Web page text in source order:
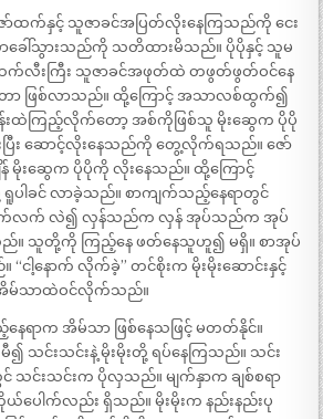
ာ်ထက်နှင့် သူဇာခင်အပြတ်လိုးနေကြသည်ကို ငေး
ခေါ်သွားသည်ကို သတိထားမိသည်။ ပိုပိုနှင့် သူမ
ထက်လီးကြီး သူဇာခင်အဖုတ်ထဲ တဖွတ်ဖွတ်ဝင်နေ
ာ ဖြစ်လာသည်။ ထို့ကြောင့် အသာလစ်ထွက်၍
းထဲကြည့်လိုက်တော့ အစ်ကိုဖြစ်သူ မိုးဆွေက ပိုပို
ြီး ဆောင့်လိုးနေသည်ကို တွေ့လိုက်ရသည်။ ဇော်
မိုးဆွေက ပိုပိုကို လိုးနေသည်။ ထို့ကြောင့်
ပါခင် လာခဲ့သည်။ စာကျက်သည့်နေရာတွင်
းပက်လက် လဲ၍ လှန်သည်က လှန် အုပ်သည်က အုပ်
။ သူတို့ကို ကြည့်နေ ဖတ်နေသူဟူ၍ မရှိ။ စာအုပ်
“ငါ့နောက် လိုက်ခဲ့” တင်စိုးက မိုးမိုးဆောင်းနှင့်
အိမ်သာထဲဝင်လိုက်သည်။
ေရာက အိမ်သာ ဖြစ်နေသဖြင့် မတတ်နိုင်။
သင်းသင်းနဲ့ မိုးမိုးတို့ ရပ်နေကြသည်။ သင်း
သင်းသင်းက ပိုလှသည်။ မျက်နှာက ချစ်စရာ
ေါက်လည်း ရှိသည်။ မိုးမိုးက နည်းနည်းပု